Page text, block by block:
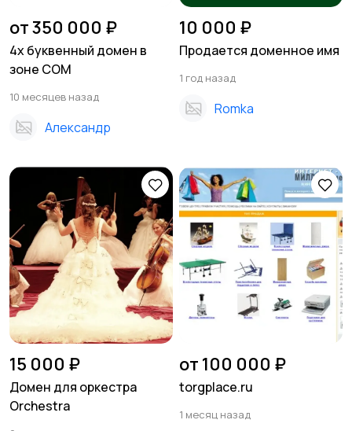
от 350 000 ₽
4х буквенный домен в
зоне COM
10 месяцев назад
Александр
10 000 ₽
Продается доменное имя
1 год назад
Romka
15 000 ₽
Домен для оркестра
Orchestra
от 100 000 ₽
torgplace.ru
1 месяц назад